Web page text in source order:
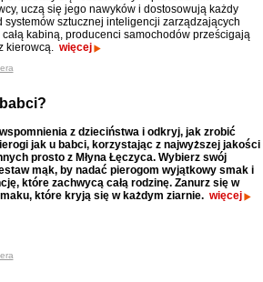
uczą się jego nawyków i dostosowują każdy
sztucznej inteligencji zarządzających
kabiną, producenci samochodów prześcigają
kierowcą. więcej
wspomnienia z dzieciństwa i odkryj, jak zrobić
jak u babci, korzystając z najwyższej jakości
prosto z Młyna Łęczyca. Wybierz swój
mąk, by nadać pierogom wyjątkowy smak i
które zachwycą całą rodzinę. Zanurz się w
które kryją się w każdym ziarnie. więcej